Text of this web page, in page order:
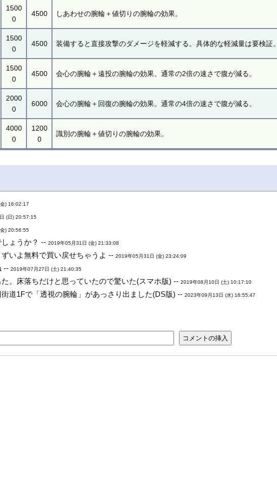
1500
0
4500 しあわせの腕輪＋値切りの腕輪の効果。
1500
0
4500 装備すると直接攻撃のダメージを軽減する。具体的な軽減量は要検証。
1500
0
4500 会心の腕輪＋遠投の腕輪の効果。通常の2倍の速さで腹が減る。
2000
0
6000 会心の腕輪＋回復の腕輪の効果。通常の4倍の速さで腹が減る。
4000
0
1200
0
識別の腕輪＋値切りの腕輪の効果。
) 16:02:17
(日) 20:57:15
) 20:56:55
しょうか？ --2019年05月31日 (金) 21:33:08
いよ無料で買い戻せちゃうよ --2019年05月31日 (金) 23:24:09
--2019年07月27日 (土) 21:40:35
。床落ちだけと思っていたので驚いた(スマホ版) --2019年08月10日 (土) 10:17:10
道1Fで「透視の腕輪」があっさり出ました(DS版) --2023年09月13日 (水) 16:55:47